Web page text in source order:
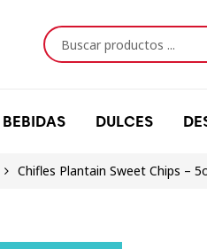
BEBIDAS DULCES
Chifles Plantain Sweet Chips –